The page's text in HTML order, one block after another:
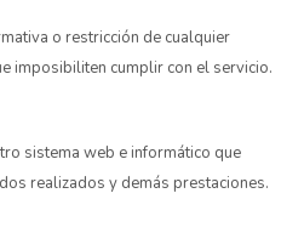
o restricción de cualquier
imposibiliten cumplir con el servicio.
sistema web e informático que
realizados y demás prestaciones.